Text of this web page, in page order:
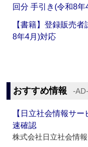
回分 手引き(令和8年
【書籍】登録販売
8年4月)対応
おすすめ情報 ‐AD‐
【日立社会情報サ
速確認
株式会社日立社会情